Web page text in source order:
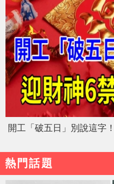
開工「破五日」別說這
熱門話題